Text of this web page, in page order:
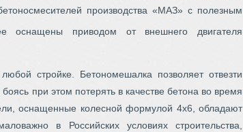
производства «МАЗ» с полезным
оснащены приводом от внешнего двигателя
стройке. Бетономешалка позволяет отвезти
при этом потерять в качестве бетона во время
оснащенные колесной формулой 4x6, обладают
в Российских условиях строительства,